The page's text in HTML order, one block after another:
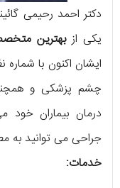
یکی ازبهترین
چشم پزشکی و
درمان بیماران خود
جراحی می توانید به
خدمات: